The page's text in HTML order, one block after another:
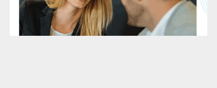
actuellement 99 millions d’euros par an au titre de la
compensation démographique nationale. Cette
participation est rendue possible par le pilotage de